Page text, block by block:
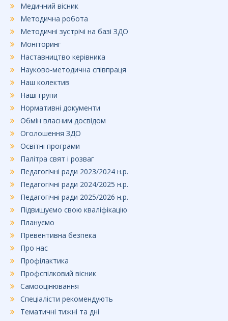
Медичний вісник
Методична робота
Методичні зустрічі на базі ЗДО
Моніторинг
Наставництво керівника
Науково-методична співпраця
Наш колектив
Наші групи
Нормативні документи
Обмін власним досвідом
Оголошення ЗДО
Освітні програми
Палітра свят і розваг
Педагогічні ради 2023/2024 н.р.
Педагогічні ради 2024/2025 н.р.
Педагогічні ради 2025/2026 н.р.
Підвищуємо свою кваліфікацію
Плануємо
Превентивна безпека
Про нас
Профілактика
Профспілковий вісник
Самооцінювання
Спеціалісти рекомендують
Тематичні тижні та дні